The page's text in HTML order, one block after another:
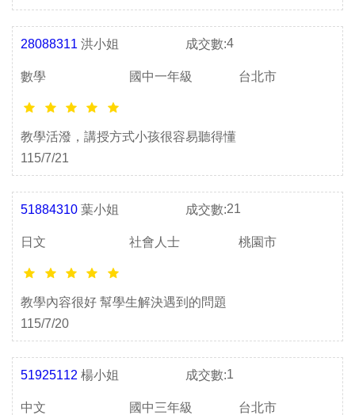
28088311 洪小姐 成交數:4
數學 國中一年級 台北市
教學活潑，講授方式小孩很容易聽得懂
115/7/21
51884310 葉小姐 成交數:21
日文 社會人士 桃園市
教學內容很好 幫學生解決遇到的問題
115/7/20
51925112 楊小姐 成交數:1
中文 國中三年級 台北市